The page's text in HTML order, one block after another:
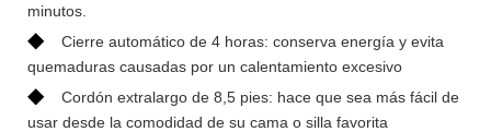
minutos.
◆
Cierre automático de 4 horas: conserva energía y evita
quemaduras causadas por un calentamiento excesivo
◆
Cordón extralargo de 8,5 pies: hace que sea más fácil de
usar desde la comodidad de su cama o silla favorita